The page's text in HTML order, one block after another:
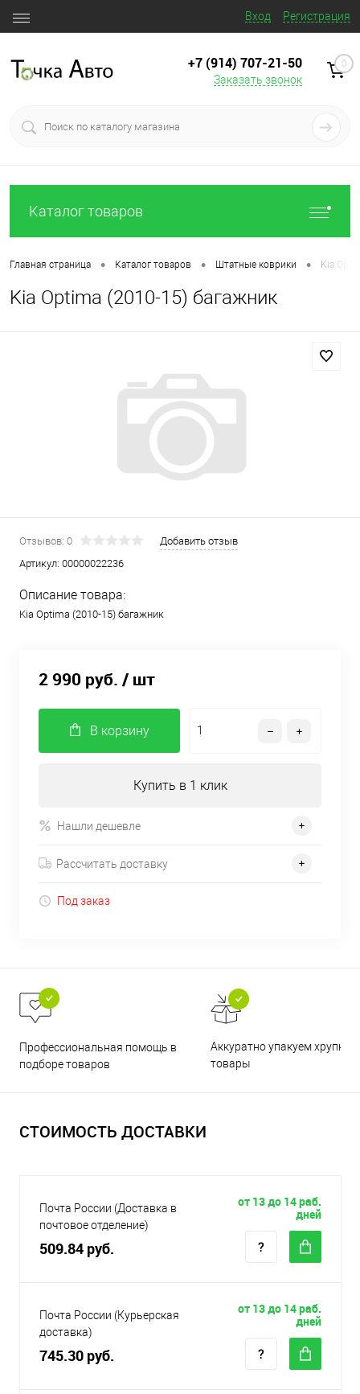
Вход Регистрация
+7 (914) 707‒21‒50
Заказать звонок
0
Каталог товаров
Главная страница • Каталог товаров • Штатные коврики • Kia
Kia Optima (2010-15) багажник
Отзывов: 0
Добавить отзыв
Артикул: 00000022236
Описание товара:
Kia Optima (2010-15) багажник
2 990 руб. / шт
В корзину
Купить в 1 клик
Нашли дешевле
Рассчитать доставку
Под заказ
Профессиональная помощь в
подборе товаров
Аккуратно упакуем хрупкие
товары
СТОИМОСТЬ ДОСТАВКИ
Почта России (Доставка в
почтовое отделение)
509.84 руб.
от 13 до 14 раб.
дней
Почта России (Курьерская
доставка)
745.30 руб.
от 13 до 14 раб.
дней